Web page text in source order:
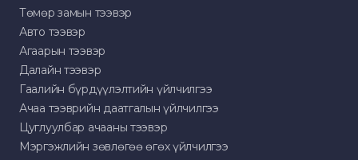
Төмөр замын тээвэр
Авто тээвэр
Агаарын тээвэр
Далайн тээвэр
Гаалийн бүрдүүлэлтийн үйлчилгээ
Ачаа тээврийн даатгалын үйлчилгээ
Цуглуулбар ачааны тээвэр
Мэргэжлийн зөвлөгөө өгөх үйлчилгээ